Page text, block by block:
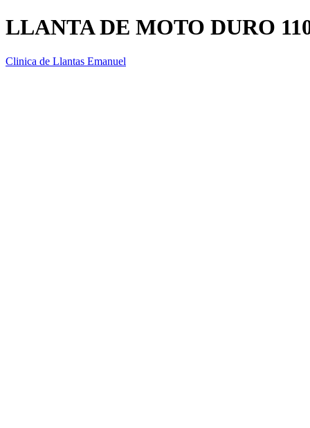
LLANTA DE MOTO DURO
Clinica de Llantas Emanuel